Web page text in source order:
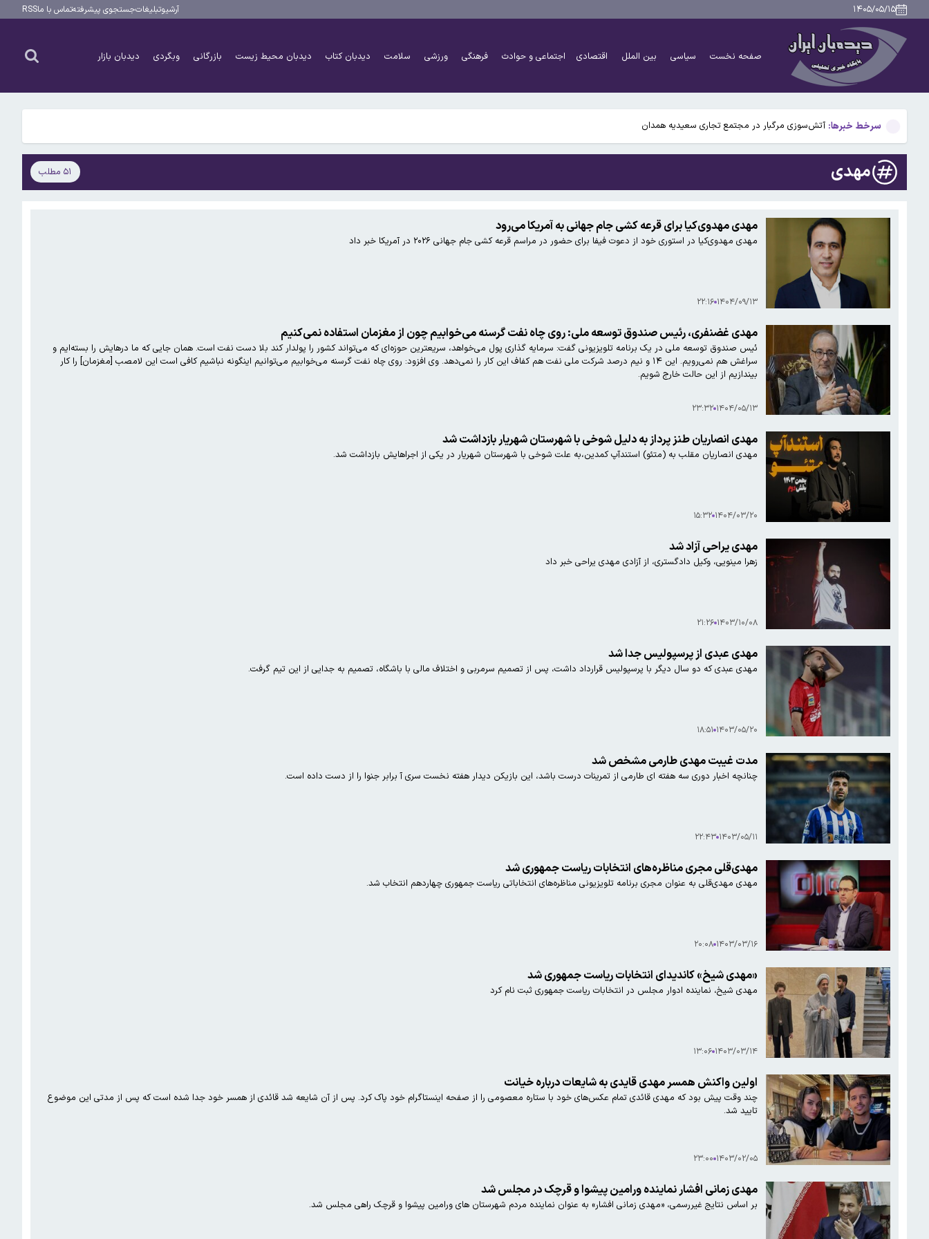
۱۴۰۵/۰۵/۱۵ آرشیوتبلیغاتجستجوی پیشرفتهتماس با ماRSS
صفحه نخست سیاسی بین الملل اقتصادی اجتماعی و حوادث فرهنگی ورزشی سلامت دیدبان کتاب دیدبان محیط زیست بازرگانی وبگردی دیدبان بازار
سرخط خبرها:
بوگاتی سفارشی با نام «دِستِریِر» معرفی شد / W۱۶ هنوز نفس می‌کشد /عکس و فیلم
یافته جدید: سرعت گرمایش جهانی در یک دهه گذشته تقریباً دو برابر شده است
جزئیات جدید افزایش سنوات بازنشستگی/ چه کسانی باید بیشتر کار کنند و چه افرادی معاف هستند؟
آتش‌سوزی مرگبار در مجتمع تجاری سعیدیه همدان
دانشمندان راز آبشار خونین جنوبگان را کشف کردند
یافته جدید: سرعت گرمایش جهانی در یک دهه گذشته تقریباً دو برابر شده است
جزئیات جدید افزایش سنوات بازنشستگی/ چه کسانی باید بیشتر کار کنند و چه افرادی معاف هستند؟
مهدی ۵۱ مطلب
مهدی مهدوی‌کیا برای قرعه کشی جام جهانی به آمریکا می‌رود
مهدی مهدوی‌کیا در استوری خود از دعوت فیفا برای حضور در مراسم قرعه کشی جام جهانی ۲۰۲۶ در آمریکا خبر داد
۱۴۰۴/۰۹/۱۳ ۲۲:۱۶
مهدی غضنفری، رئیس صندوق توسعه ملی: روی چاه نفت گرسنه می‌خوابیم چون از مغزمان استفاده نمی‌کنیم
ئیس صندوق توسعه ملی در یک برنامه تلویزیونی گفت: سرمایه گذاری پول می‌خواهد، سریعترین حوزه‌ای که می‌تواند کشور را پولدار کند بلا دست نفت است. همان جایی که ما درهایش را بسته‌ایم و
سراغش هم نمی‌رویم. این ۱۴ و نیم درصد شرکت ملی نفت هم کفاف این کار را نمی‌دهد. وی افزود: روی چاه نفت گرسنه می‌خوابیم می‌توانیم اینگونه نباشیم کافی است این لامصب [مغزمان] را کار
بیندازیم از این حالت خارج شویم.
۱۴۰۴/۰۵/۱۳ ۲۳:۳۲
مهدی انصاریان طنز پرداز به دلیل شوخی با شهرستان شهریار بازداشت شد
مهدی انصاریان مقلب به (متئو) استندآپ کمدین،به علت شوخی با شهرستان شهریار در یکی از اجراهایش بازداشت شد.
۱۴۰۴/۰۳/۲۰ ۱۵:۳۲
مهدی یراحی آزاد شد
زهرا مینویی، وکیل دادگستری، از آزادی مهدی یراحی خبر داد
۱۴۰۳/۱۰/۰۸ ۲۱:۲۶
مهدی عبدی از پرسپولیس جدا شد
مهدی عبدی که دو سال دیگر با پرسپولیس قرارداد داشت، پس از تصمیم سرمربی و اختلاف مالی با باشگاه، تصمیم به جدایی از این تیم گرفت.
۱۴۰۳/۰۵/۲۰ ۱۸:۵۱
مدت غیبت مهدی طارمی مشخص شد
چنانچه اخبار دوری سه هفته ای طارمی از تمرینات درست باشد، این بازیکن دیدار هفته نخست سری آ برابر جنوا را از دست داده است.
۱۴۰۳/۰۵/۱۱ ۲۲:۴۳
مهدی‌قلی مجری مناظره‌های انتخابات ریاست جمهوری شد
مهدی مهدی‌قلی به عنوان مجری برنامه تلویزیونی مناظره‌های انتخاباتی ریاست جمهوری چهاردهم انتخاب شد.
۱۴۰۳/۰۳/۱۶ ۲۰:۰۸
«مهدی شیخ» کاندیدای انتخابات ریاست جمهوری شد
مهدی شیخ، نماینده ادوار مجلس در انتخابات ریاست جمهوری ثبت نام کرد
۱۴۰۳/۰۳/۱۴ ۱۳:۰۶
اولین واکنش همسر مهدی قایدی به شایعات درباره خیانت
چند وقت پیش بود که مهدی قائدی تمام عکس‌های خود با ستاره معصومی را از صفحه اینستاگرام خود پاک کرد. پس از آن شایعه شد قائدی از همسر خود جدا شده است که پس از مدتی این موضوع
تایید شد.
۱۴۰۳/۰۲/۰۵ ۲۳:۰۰
مهدی زمانی افشار نماینده ورامین پیشوا و قرچک در مجلس شد
بر اساس نتایج غیررسمی، «مهدی زمانی افشار» به عنوان نماینده مردم شهرستان های ورامین پیشوا و قرچک راهی مجلس شد.